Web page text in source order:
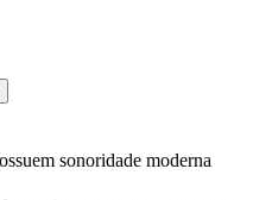
sonoridade moderna